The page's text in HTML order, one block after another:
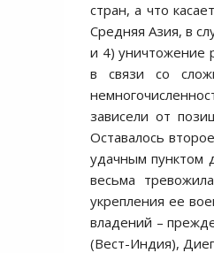
стран, а что
Средняя Азия, в
и 4) уничтожение
в связи со
зависели от
Оставалось
удачным пунктом
весьма
укрепления ее
владений –
(Вест-Индия),